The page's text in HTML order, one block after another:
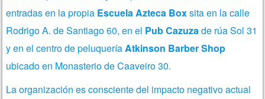
entradas en la propia Escuela Azteca Boxsita en la calle
Rodrigo A. de Santiago 60, en el Pub Cazuzade rúa Sol 31
y en el centro de peluqueríaAtkinson Barber Shop
ubicado en Monasterio de Caaveiro 30.
La organización es consciente del impacto negativo actual